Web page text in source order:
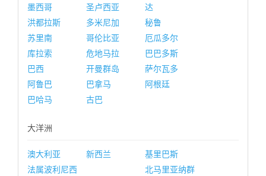
墨西哥 圣卢西亚
达
洪都拉斯
多米尼加
秘鲁
苏里南
哥伦比亚
厄瓜多尔
库拉索
危地马拉
巴巴多斯
巴西
开曼群岛
萨尔瓦多
阿鲁巴
巴拿马
阿根廷
巴哈马
古巴
大洋洲
澳大利亚 新西兰
基里巴斯
法属波利尼西
北马里亚纳群